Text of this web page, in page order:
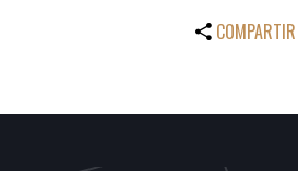
COMPARTIR